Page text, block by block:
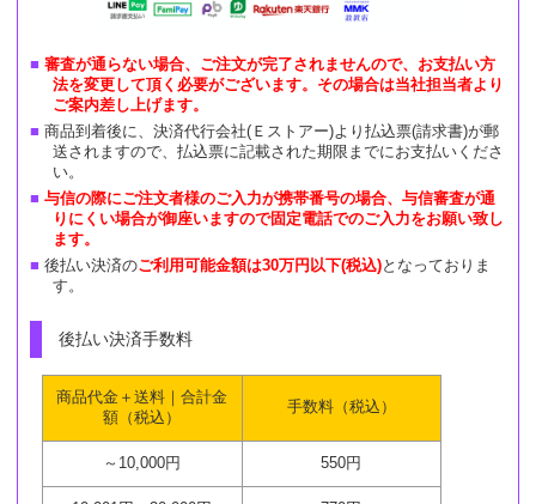
審査が通らない場合、ご注文が完了されませんので、お支払い方
法を変更して頂く必要がございます。その場合は当社担当者より
ご案内差し上げます。
商品到着後に、決済代行会社(Ｅストアー)より払込票(請求書)が郵
送されますので、払込票に記載された期限までにお支払いくださ
い。
与信の際にご注文者様のご入力が携帯番号の場合、与信審査が通
りにくい場合が御座いますので固定電話でのご入力をお願い致し
ます。
後払い決済のご利用可能金額は30万円以下(税込)となっておりま
す。
後払い決済手数料
商品代金＋送料｜合計金
額（税込）
手数料（税込）
～10,000円 550円